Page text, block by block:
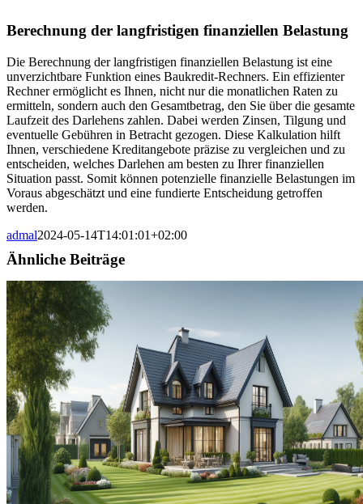
Berechnung der langfristigen finanziellen Belastung
Die Berechnung der langfristigen finanziellen Belastung ist eine
unverzichtbare Funktion eines Baukredit-Rechners. Ein effizienter
Rechner ermöglicht es Ihnen, nicht nur die monatlichen Raten zu
ermitteln, sondern auch den Gesamtbetrag, den Sie über die gesamte
Laufzeit des Darlehens zahlen. Dabei werden Zinsen, Tilgung und
eventuelle Gebühren in Betracht gezogen. Diese Kalkulation hilft
Ihnen, verschiedene Kreditangebote präzise zu vergleichen und zu
entscheiden, welches Darlehen am besten zu Ihrer finanziellen
Situation passt. Somit können potenzielle finanzielle Belastungen im
Voraus abgeschätzt und eine fundierte Entscheidung getroffen
werden.
admal2024-05-14T14:01:01+02:00
Ähnliche Beiträge